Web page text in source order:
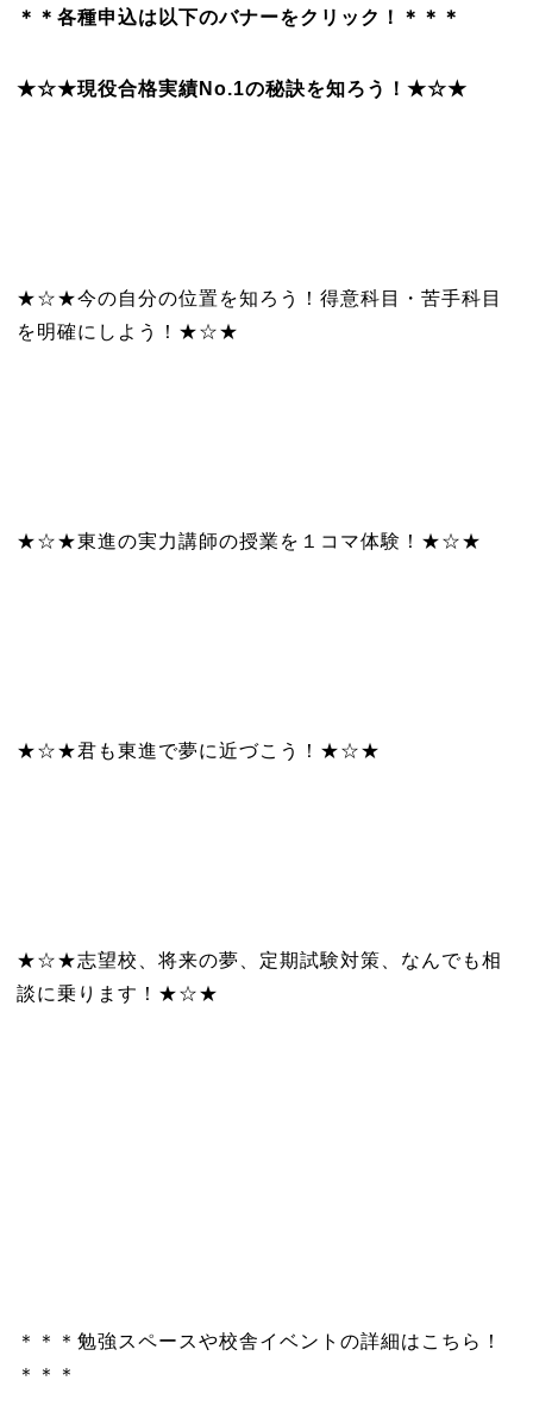
＊＊各種申込は以下のバナーをクリック！＊＊＊
★☆★現役合格実績No.1の秘訣を知ろう！★☆★
★☆★今の自分の位置を知ろう！得意科目・苦手科目
を明確にしよう！★☆★
★☆★東進の実力講師の授業を１コマ体験！★☆★
★☆★君も東進で夢に近づこう！★☆★
★☆★志望校、将来の夢、定期試験対策、なんでも相
談に乗ります！★☆★
＊＊＊勉強スペースや校舎イベントの詳細はこちら！
＊＊＊